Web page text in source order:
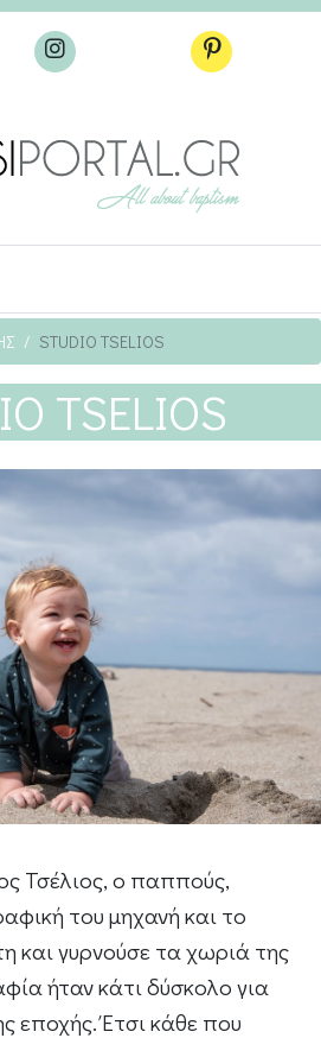
STUDIO TSELIOS
TSELIOS
Τσέλιος, ο παππούς,
του μηχανή και το
και γυρνούσε τα χωριά της
ήταν κάτι δύσκολο για
εποχής. Έτσι κάθε που